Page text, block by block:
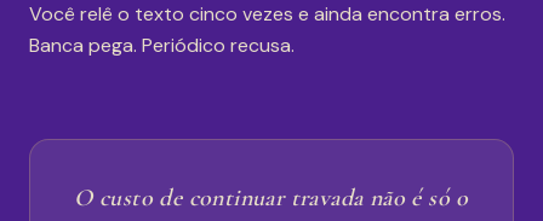
Você relê o texto cinco vezes e ainda encontra erros.
Banca pega. Periódico recusa.
O custo de continuar travada não é só o